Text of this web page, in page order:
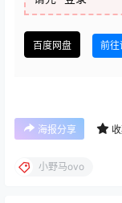
百度网盘 前往
海报分享
小野马ovo